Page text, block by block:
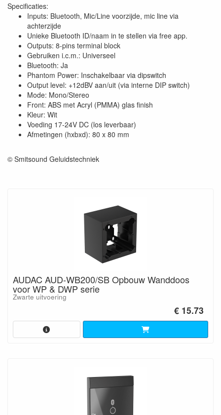
Specificaties:
Inputs: Bluetooth, Mic/Line voorzijde, mic line via
achterzijde
Unieke Bluetooth ID/naam in te stellen via free app.
Outputs: 8-pins terminal block
Gebruiken i.c.m.: Universeel
Bluetooth: Ja
Phantom Power: Inschakelbaar via dipswitch
Output level: +12dBV aan/uit (via interne DIP switch)
Mode: Mono/Stereo
Front: ABS met Acryl (PMMA) glas finish
Kleur: Wit
Voeding 17-24V DC (los leverbaar)
Afmetingen (hxbxd): 80 x 80 mm
© Smitsound Geluidstechniek
AUDAC AUD-WB200/SB Opbouw Wanddoos
voor WP & DWP serie
Zwarte uitvoering
€ 15.73